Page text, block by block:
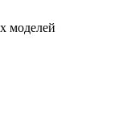
моделей